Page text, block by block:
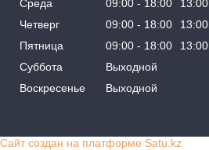
Среда
09:00 18:00 13:00
Четверг
09:00 18:00 13:00
Пятница
09:00 18:00 13:00
Суббота
Выходной
Воскресенье
Выходной
Сайт создан на платформе Satu.kz